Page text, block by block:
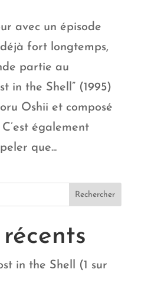
avec un épisode
fort longtemps,
partie au
in the Shell” (1995)
Oshii et composé
également
que...
in the Shell (1 sur